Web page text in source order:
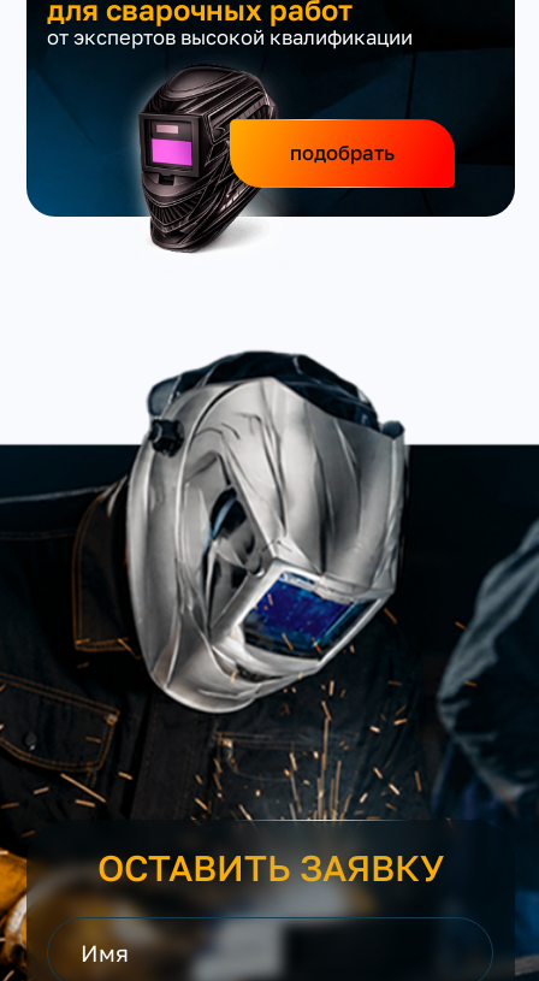
для сварочных работ
от экспертов высокой квалификации
подобрать
ОСТАВИТЬ ЗАЯВКУ